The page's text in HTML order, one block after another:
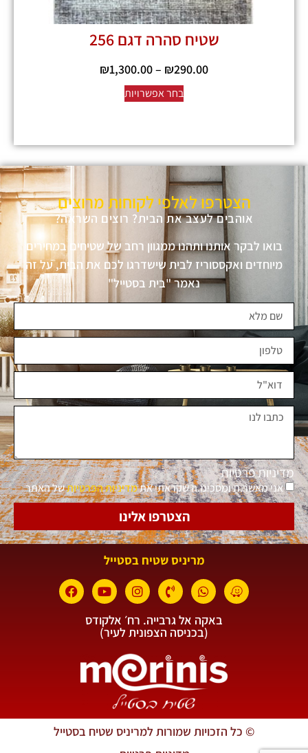
שטיח סהרה דגם 256
₪290.00
–
₪1,300.00
בחר אפשרויות
הצטרפו לאלפי לקוחות מרוצים
אוהבים לעצב את הבית? רוצים השראה?
בואו לבקר אותנו ותהנו ממגוון רחב של שטיחים במחירים
מיוחדים ואקססוריז לבית שישדרגו לכם את הבית, על זה
נאמר "בית בסטייל"
מדיניות פרטיות
אני מאשר.ת ומסכימ.ה שקראתי אתמדיניות הפרטיותשל האתר
הצטרפו אלינו
מריניס שטיח בסטייל
באקה אל גרבייה. רח׳ אלקודס
(בכניסה הצפונית לעיר)
© כל הזכויות שמורות למריניס שטיח בסטייל